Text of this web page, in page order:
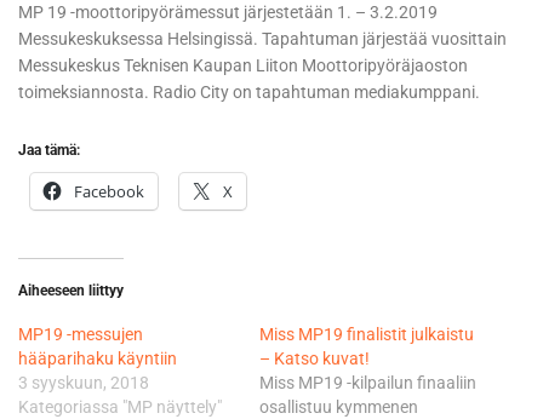
MP 19 -moottoripyörämessut järjestetään 1. – 3.2.2019
Messukeskuksessa Helsingissä. Tapahtuman järjestää vuosittain
Messukeskus Teknisen Kaupan Liiton Moottoripyöräjaoston
toimeksiannosta. Radio City on tapahtuman mediakumppani.
Jaa tämä:
Facebook X
Aiheeseen liittyy
MP19 -messujen
hääparihaku käyntiin
3 syyskuun, 2018
Kategoriassa "MP näyttely"
Miss MP19 finalistit julkaistu
– Katso kuvat!
Miss MP19 -kilpailun finaaliin
osallistuu kymmenen